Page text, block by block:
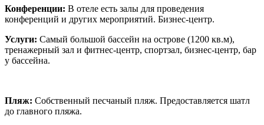
Конференции: В отеле есть залы для проведения
конференций и других мероприятий. Бизнес-центр.
Услуги: Самый большой бассейн на острове (1200 кв.м),
тренажерный зал и фитнес-центр, спортзал, бизнес-центр, бар
у бассейна.
Пляж: Собственный песчаный пляж. Предоставляется шатл
до главного пляжа.